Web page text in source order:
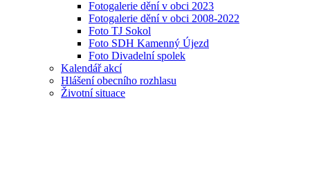
Fotogalerie dění v obci 2023
Fotogalerie dění v obci 2008-2022
Foto TJ Sokol
Foto SDH Kamenný Újezd
Foto Divadelní spolek
Kalendář akcí
Hlášení obecního rozhlasu
Životní situace